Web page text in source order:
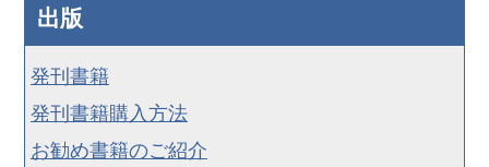
出版
発刊書籍
発刊書籍購入方法
お勧め書籍のご紹介